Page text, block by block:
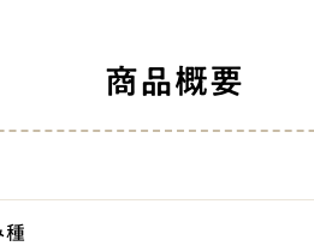
商品概要
種